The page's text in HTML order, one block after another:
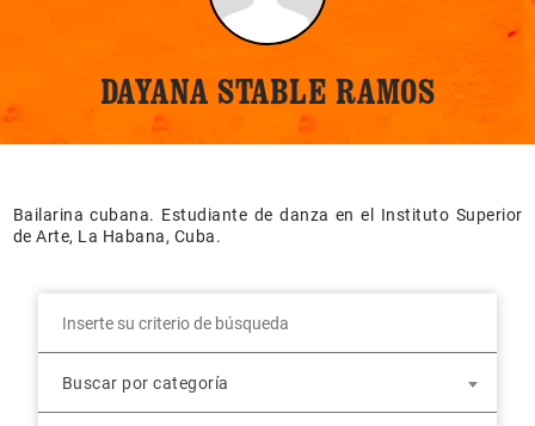
DAYANA STABLE RAMOS
Bailarina cubana. Estudiante de danza en el Instituto Superior
de Arte, La Habana, Cuba.
Buscar por categoría